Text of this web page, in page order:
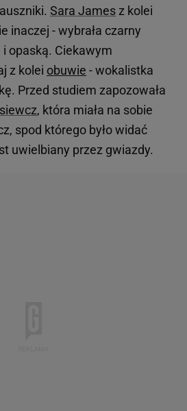
Sara Jamesz kolei
inaczej - wybrała czarny
i opaską. Ciekawym
z kolei obuwie - wokalistka
Przed studiem zapozowała
, która miała na sobie
spod którego było widać
uwielbiany przez gwiazdy.